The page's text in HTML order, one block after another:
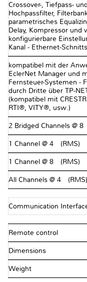
Crossover-, Tiefpass- und
Hochpassfilter,
parametrisches
Delay, Kompressor und
konfigurierbare
Kanal - Ethernet-
kompatibel mit der
EclerNet Manager und
Fernsteuer-Systemen -
durch Dritte über TP-
(kompatibel mit
RTI®, VITY®, usw.)
2 Bridged Channels @
1 Channel @ 4Ω (RMS)
1 Channel @ 8Ω (RMS)
All Channels @ 4Ω (RMS)
Communication
Remote control
Dimensions
Weight